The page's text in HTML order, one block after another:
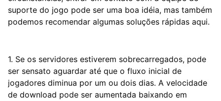
suporte do jogo pode ser uma boa idéia, mas também
podemos recomendar algumas soluções rápidas aqui.
1. Se os servidores estiverem sobrecarregados, pode
ser sensato aguardar até que o fluxo inicial de
jogadores diminua por um ou dois dias. A velocidade
de download pode ser aumentada baixando em